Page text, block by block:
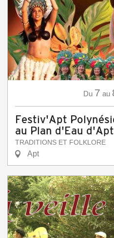
Du 7 au
Festiv'Apt
au Plan d'Eau d'Apt
TRADITIONS ET FOLKLORE
Apt